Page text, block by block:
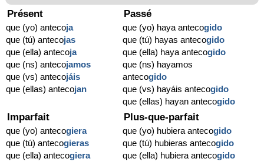
Présent
que (yo) antecoja
que (tú) antecojas
que (ella) antecoja
que (ns) antecojamos
que (vs) antecojáis
que (ellas) antecojan
Passé
que (yo) haya antecogido
que (tú) hayas antecogido
que (ella) haya antecogido
que (ns) hayamos
antecogido
que (vs) hayáis antecogido
que (ellas) hayan antecogido
Imparfait
que (yo) antecogiera
que (tú) antecogieras
que (ella) antecogiera
Plus-que-parfait
que (yo) hubiera antecogido
que (tú) hubieras antecogido
que (ella) hubiera antecogido